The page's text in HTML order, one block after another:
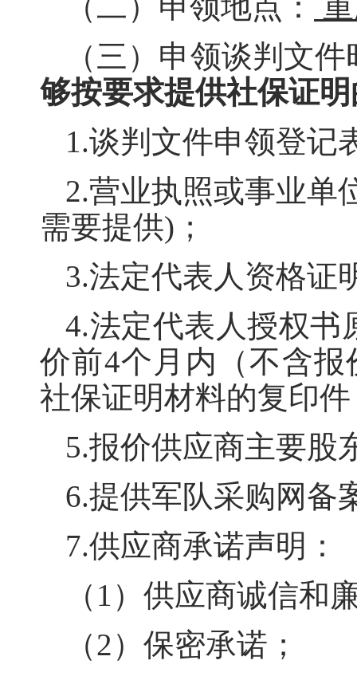
（三）申领谈判文
够按要求提供社保证
1.谈判文件申领登记
2.营业执照或事业单
需要提供)；
3.法定代表人资格证
4.法定代表人授权书
价前4个月内（不含
社保证明材料的复印
5.报价供应商主要股
6.提供军队采购网备
7.供应商承诺声明 ：
（ 1 ） 供应商诚信和
（2）保密承诺；